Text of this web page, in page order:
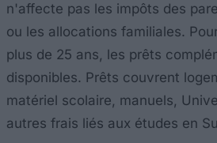
n'affecte pas les impôts des
ou les allocations familiales.
plus de 25 ans, les prêts
disponibles. Prêts couvrent
matériel scolaire, manuels,
autres frais liés aux études en